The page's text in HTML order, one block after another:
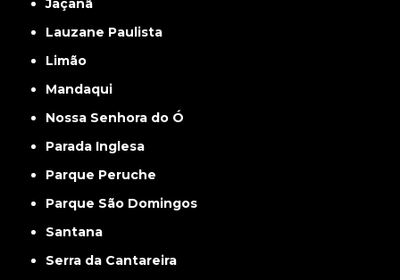
Jaçanã
Lauzane Paulista
Limão
Mandaqui
Nossa Senhora do Ó
Parada Inglesa
Parque Peruche
Parque São Domingos
Santana
Serra da Cantareira